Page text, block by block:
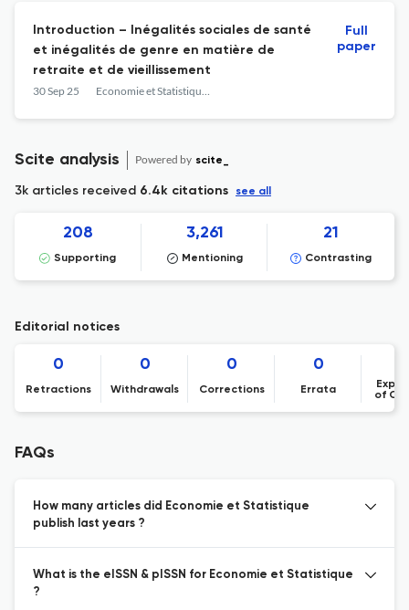
Introduction – Inégalités sociales de santé
et inégalités de genre en matière de
retraite et de vieillissement
30 Sep 25 Economie et Statistique / Economics and Statistics
Full
paper
Scite analysis Powered by scite_
3k articles received 6.4k citations see all
208
Supporting
3,261
Mentioning
21
Contrasting
Editorial notices
0
Retractions
0
Withdrawals
0
Corrections
0
Errata
of
FAQs
How many articles did Economie et Statistique
publish last years ?
What is the eISSN & pISSN for Economie et Statistique
?